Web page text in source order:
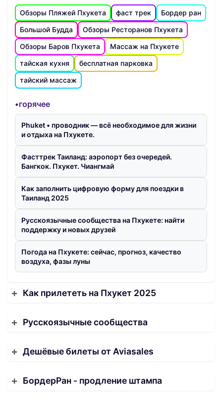
Обзоры Пляжей Пхукета фаст трек
Бордер ран
Большой Будда
Обзоры Ресторанов Пхукета
Обзоры Баров Пхукета
Массаж на Пхукете
тайская кухня
бесплатная парковка
тайский массаж
•горячее
Phuket • проводник — всё необходимое для жизни
и отдыха на Пхукете.
Фасттрек Таиланд: аэропорт без очередей.
Бангкок. Пхукет. Чиангмай
Как заполнить цифровую форму для поездки в
Таиланд 2025
Русскоязычные сообщества на Пхукете: найти
поддержку и новых друзей
Погода на Пхукете: сейчас, прогноз, качество
воздуха, фазы луны
Как прилететь на Пхукет 2025
Русскоязычные сообщества
Дешёвые билеты от Aviasales
БордерРан - продление штампа